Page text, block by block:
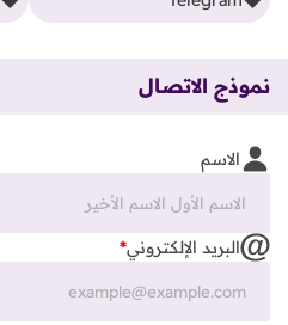
نموذج الاتصال
الاسم
البريد الإلكتروني*